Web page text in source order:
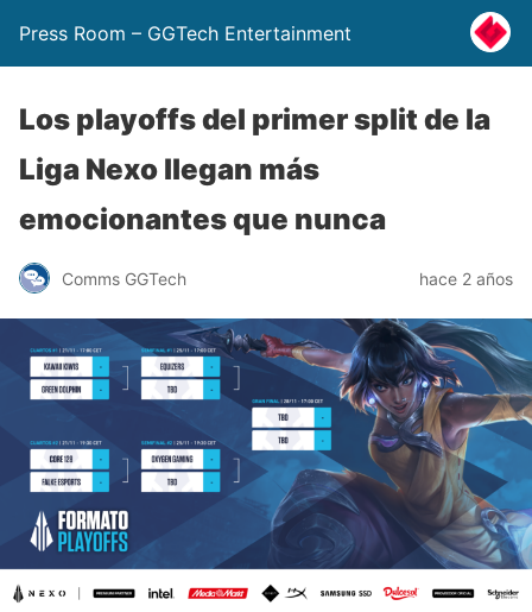
Press Room – GGTech Entertainment
Los playoffs del primer split de la
Liga Nexo llegan más
emocionantes que nunca
Comms GGTech hace 2 años